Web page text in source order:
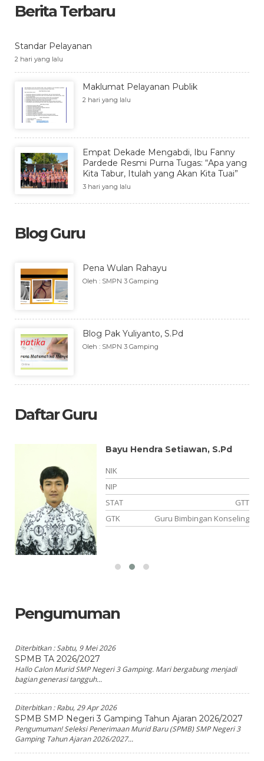
Berita Terbaru
Standar Pelayanan
2 hari yang lalu
Maklumat Pelayanan Publik
2 hari yang lalu
Empat Dekade Mengabdi, Ibu Fanny
Pardede Resmi Purna Tugas: “Apa yang
Kita Tabur, Itulah yang Akan Kita Tuai”
3 hari yang lalu
Blog Guru
Pena Wulan Rahayu
Oleh : SMPN 3 Gamping
Blog Pak Yuliyanto, S.Pd
Oleh : SMPN 3 Gamping
Daftar Guru
Bayu Hendra Setiawan, S.Pd
NIK
NIP
STAT
GTT
GTK
Guru Bimbingan Konseling
Pengumuman
Diterbitkan :Sabtu, 9 Mei 2026
SPMB TA 2026/2027
Hallo Calon Murid SMP Negeri 3 Gamping. Mari bergabung menjadi
bagian generasi tangguh...
Diterbitkan :Rabu, 29 Apr 2026
SPMB SMP Negeri 3 Gamping Tahun Ajaran 2026/2027
Pengumuman! Seleksi Penerimaan Murid Baru (SPMB) SMP Negeri 3
Gamping Tahun Ajaran 2026/2027...